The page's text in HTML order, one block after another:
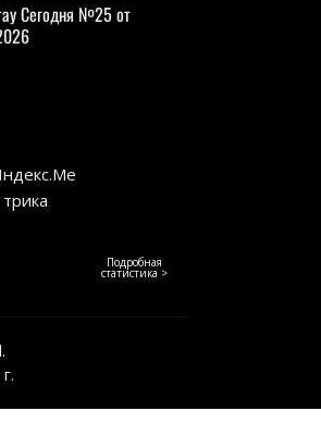
Сегодня №25 от
Подробная
статистика >